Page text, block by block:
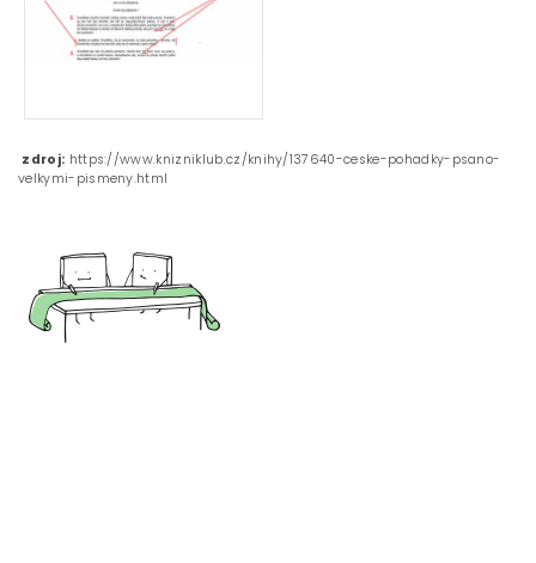
zdroj: https://www.knizniklub.cz/knihy/137640-ceske-pohadky-psano-
velkymi-pismeny.html